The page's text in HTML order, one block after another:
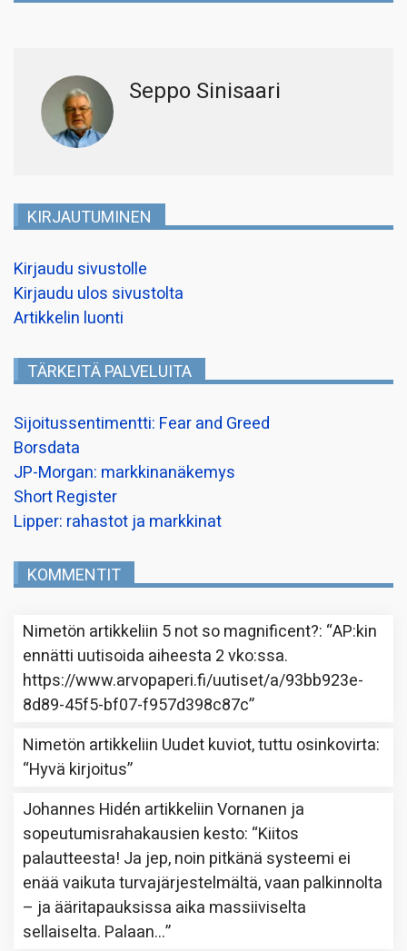
Seppo Sinisaari
KIRJAUTUMINEN
Kirjaudu sivustolle
Kirjaudu ulos sivustolta
Artikkelin luonti
TÄRKEITÄ PALVELUITA
Sijoitussentimentti: Fear and Greed
Borsdata
JP-Morgan: markkinanäkemys
Short Register
Lipper: rahastot ja markkinat
KOMMENTIT
Nimetön artikkeliin 5 not so magnificent?: “AP:kin
ennätti uutisoida aiheesta 2 vko:ssa.
https://www.arvopaperi.fi/uutiset/a/93bb923e-
8d89-45f5-bf07-f957d398c87c”
Nimetön artikkeliin Uudet kuviot, tuttu osinkovirta:
“Hyvä kirjoitus”
Johannes Hidén artikkeliinVornanen ja
sopeutumisrahakausien kesto: “Kiitos
palautteesta! Ja jep, noin pitkänä systeemi ei
enää vaikuta turvajärjestelmältä, vaan palkinnolta
– ja ääritapauksissa aika massiiviselta
sellaiselta. Palaan…”